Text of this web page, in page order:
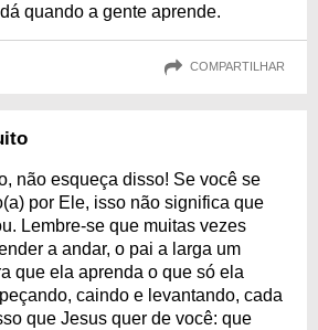
quando a gente aprende.
COMPARTILHAR
não esqueça disso! Se você se
por Ele, isso não significa que
Lembre-se que muitas vezes
a andar, o pai a larga um
que ela aprenda o que só ela
caindo e levantando, cada
que Jesus quer de você: que